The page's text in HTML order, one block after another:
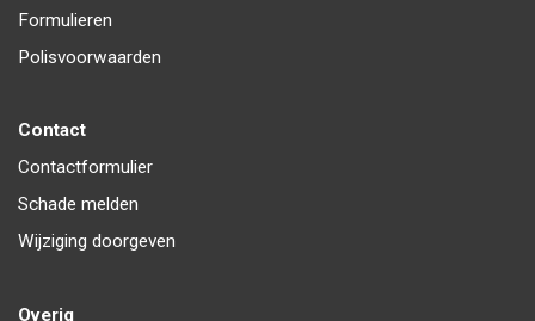
Formulieren
Polisvoorwaarden
Contact
Contactformulier
Schade melden
Wijziging doorgeven
Overig